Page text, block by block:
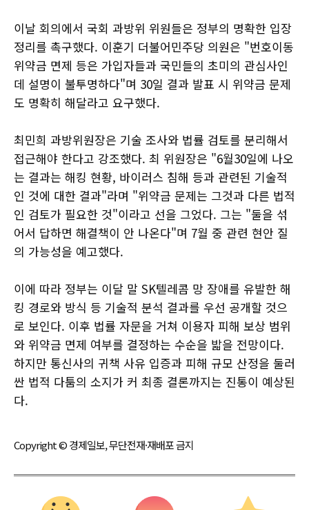
이날 회의에서 국회 과방위 위원들은 정부의 명확한 입장
정리를 촉구했다. 이훈기 더불어민주당 의원은 "번호이동
위약금 면제 등은 가입자들과 국민들의 초미의 관심사인
데 설명이 불투명하다"며 30일 결과 발표 시 위약금 문제
도 명확히 해달라고 요구했다.
최민희 과방위원장은 기술 조사와 법률 검토를 분리해서
접근해야 한다고 강조했다. 최 위원장은 "6월30일에 나오
는 결과는 해킹 현황, 바이러스 침해 등과 관련된 기술적
인 것에 대한 결과"라며 "위약금 문제는 그것과 다른 법적
인 검토가 필요한 것"이라고 선을 그었다. 그는 "둘을 섞
어서 답하면 해결책이 안 나온다"며 7월 중 관련 현안 질
의 가능성을 예고했다.
이에 따라 정부는 이달 말 SK텔레콤 망 장애를 유발한 해
킹 경로와 방식 등 기술적 분석 결과를 우선 공개할 것으
로 보인다. 이후 법률 자문을 거쳐 이용자 피해 보상 범위
와 위약금 면제 여부를 결정하는 수순을 밟을 전망이다.
하지만 통신사의 귀책 사유 입증과 피해 규모 산정을 둘러
싼 법적 다툼의 소지가 커 최종 결론까지는 진통이 예상된
다.
Copyright © 경제일보, 무단전재·재배포 금지